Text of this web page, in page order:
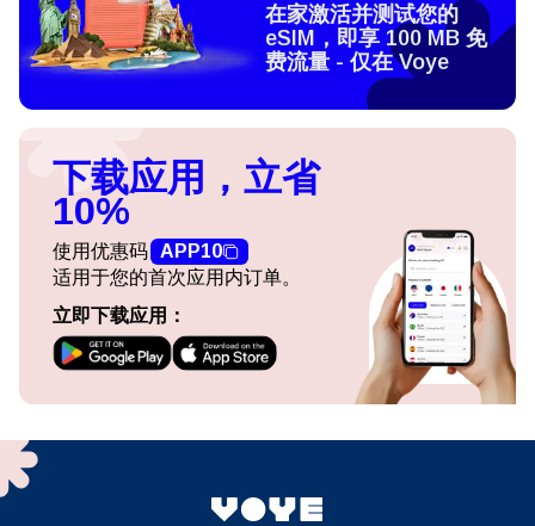
在家激活并测试您的
eSIM，即享 100 MB 免
费流量 - 仅在 Voye
下载应用，立省
10%
使用优惠码 APP10
适用于您的首次应用内订单。
立即下载应用：